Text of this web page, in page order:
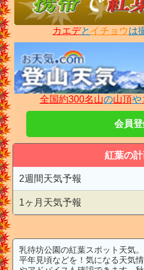
カエデと イチョウは
全国約300名山の山頂や
会員
紅葉の
2週間天気予報
1ヶ月天気予報
乳待坊公園の紅葉スポット天気
平年見頃などを！気になる天気